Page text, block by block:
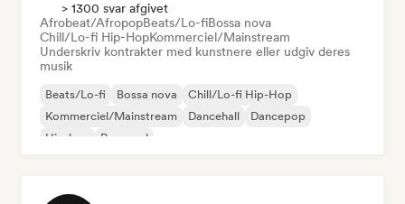
> 1300 svar afgivet
Afrobeat/AfropopBeats/Lo-fiBossa nova
Chill/Lo-fi Hip-HopKommerciel/Mainstream
Underskriv kontrakter med kunstnere eller udgiv deres
musik
Beats/Lo-fi Bossa nova
Chill/Lo-fi Hip-Hop
Kommerciel/Mainstream
Dancehall
Dancepop
Hip-hop
Pop-soul